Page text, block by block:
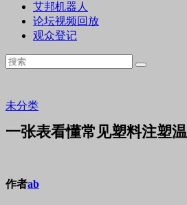
艾邦机器人
论坛视频回放
观众登记
未分类
一张表看懂常见塑料注塑
作者ab